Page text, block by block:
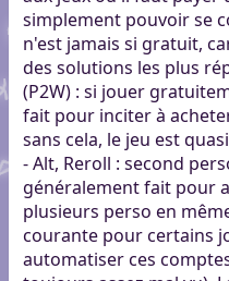
simplement pouvoir se
n'est jamais si gratuit,
des solutions les plus
(P2W) : si jouer
fait pour inciter à
sans cela, le jeu est
- Alt, Reroll : second
généralement fait pour
plusieurs perso en
courante pour certains
automatiser ces